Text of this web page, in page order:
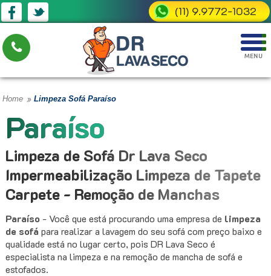
(11) 9.9772-1032
Home » Limpeza Sofá Paraíso
Paraíso
Limpeza de Sofá Dr Lava Seco
Impermeabilização Limpeza de Tapete
Carpete - Remoção de Manchas
Paraíso- Você que está procurando uma empresa de limpeza
de sofápara realizar a lavagem do seu sofá com preço baixo e
qualidade está no lugar certo, pois DR Lava Seco é
especialista na limpeza e na remoção de mancha de sofá e
estofados.